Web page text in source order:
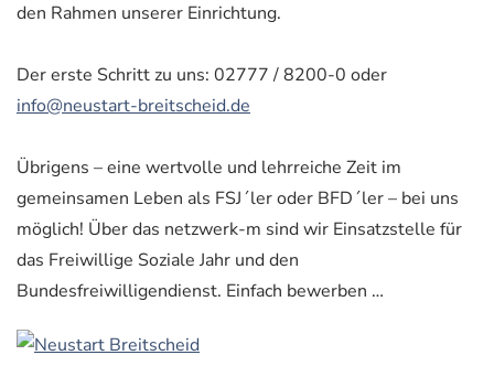
den Rahmen unserer Einrichtung.
Der erste Schritt zu uns: 02777 / 8200-0 oder
info@neustart-breitscheid.de
Übrigens – eine wertvolle und lehrreiche Zeit im
gemeinsamen Leben als FSJ´ler oder BFD´ler – bei uns
möglich! Über das netzwerk-m sind wir Einsatzstelle für
das Freiwillige Soziale Jahr und den
Bundesfreiwilligendienst. Einfach bewerben …